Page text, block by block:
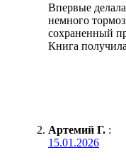
Впервые
немного
сохраненный
Книга
Артемий Г. :
15.01.2026